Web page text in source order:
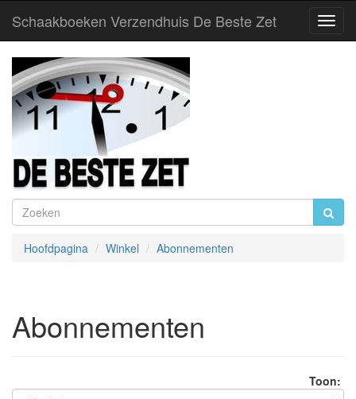
Schaakboeken Verzendhuis De Beste Zet
Hoofdpagina Winkel Abonnementen
Abonnementen
Toon: